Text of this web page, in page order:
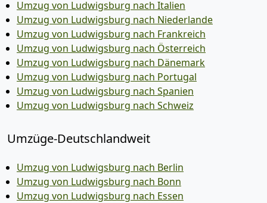
Umzug von Ludwigsburg nach Italien
Umzug von Ludwigsburg nach Niederlande
Umzug von Ludwigsburg nach Frankreich
Umzug von Ludwigsburg nach Österreich
Umzug von Ludwigsburg nach Dänemark
Umzug von Ludwigsburg nach Portugal
Umzug von Ludwigsburg nach Spanien
Umzug von Ludwigsburg nach Schweiz
Umzüge-Deutschlandweit
Umzug von Ludwigsburg nach Berlin
Umzug von Ludwigsburg nach Bonn
Umzug von Ludwigsburg nach Essen